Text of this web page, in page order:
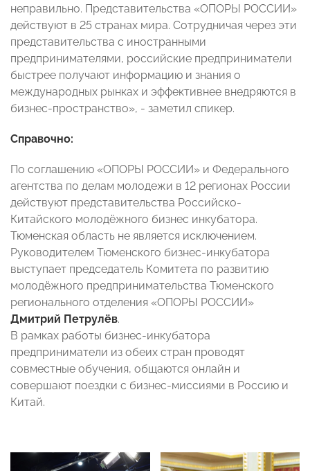
неправильно. Представительства «ОПОРЫ РОССИИ»
действуют в 25 странах мира. Сотрудничая через эти
представительства с иностранными
предпринимателями, российские предприниматели
быстрее получают информацию и знания о
международных рынках и эффективнее внедряются в
бизнес-пространство», - заметил спикер.
Справочно:
По соглашению «ОПОРЫ РОССИИ» и Федерального
агентства по делам молодежи в 12 регионах России
действуют представительства Российско-
Китайского молодёжного бизнес инкубатора.
Тюменская область не является исключением.
Руководителем Тюменского бизнес-инкубатора
выступает председатель Комитета по развитию
молодёжного предпринимательства Тюменского
регионального отделения «ОПОРЫ РОССИИ»
Дмитрий Петрулёв.
В рамках работы бизнес-инкубатора
предприниматели из обеих стран проводят
совместные обучения, общаются онлайн и
совершают поездки с бизнес-миссиями в Россию и
Китай.